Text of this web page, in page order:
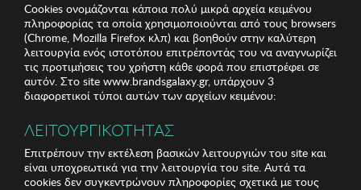
Cookies ονομάζονται κάποια πολύ μικρά αρχεία κειμένου
πληροφορίας τα οποία χρησιμοποιούνται από τους browsers
(Chrome, Mozilla Firefox κλπ) και βοηθούν στην καλύτερη
λειτουργία ενός ιστοτόπου επιτρέποντάς του να αναγνωρίζει
τις προτιμήσεις του χρήστη κάθε φορά που επιστρέφει σε
αυτόν. Στο site www.brandsgalaxy.gr, υπάρχουν 3
διαφορετικοί τύποι αυτών των αρχείων κειμένου:
ΛΕΙΤΟΥΡΓΙΚΟΤΗΤΑΣ
Επιτρέπουν την εκτέλεση βασικών λειτουργιών του site και
είναι υποχρεωτικά για την λειτουργία του site. Αυτά τα
cookies δεν συγκεντρώνουν πληροφορίες σχετικά με τους